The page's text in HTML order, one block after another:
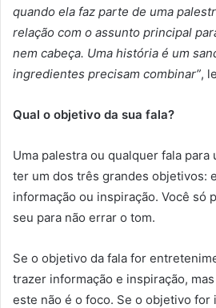
quando ela faz parte de uma
relação com o assunto principal
nem cabeça. Uma história é um
ingredientes precisam combinar”,
Qual o objetivo da sua fala?
Uma palestra ou qualquer fala para
ter um dos três grandes objetivos:
informação ou inspiração. Você só
seu para não errar o tom.
Se o objetivo da fala for
trazer informação e inspiração,
este não é o foco. Se o objetivo for